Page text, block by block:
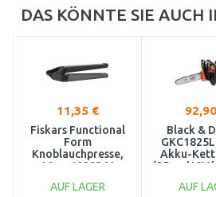
DAS KÖNNTE SIE AUCH
11,35 €
Fiskars Functional
Form
Knoblauchpresse,
16cm 1028361
AUF LAGER
Black &
Akku-
(25cm/18V/
AUF